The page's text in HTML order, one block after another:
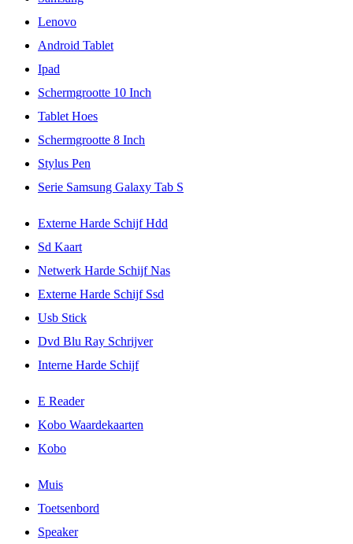
Lenovo
Android Tablet
Ipad
Schermgrootte 10 Inch
Tablet Hoes
Schermgrootte 8 Inch
Stylus Pen
Serie Samsung Galaxy Tab S
Externe Harde Schijf Hdd
Sd Kaart
Netwerk Harde Schijf Nas
Externe Harde Schijf Ssd
Usb Stick
Dvd Blu Ray Schrijver
Interne Harde Schijf
E Reader
Kobo Waardekaarten
Kobo
Muis
Toetsenbord
Speaker